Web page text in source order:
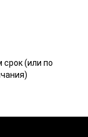
срок (или по